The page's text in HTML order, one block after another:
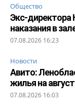
Общество
Экс-директора
наказания в
07.08.2026 16:23
Новости
Авито:
жилья на август
07.08.2026 16:03